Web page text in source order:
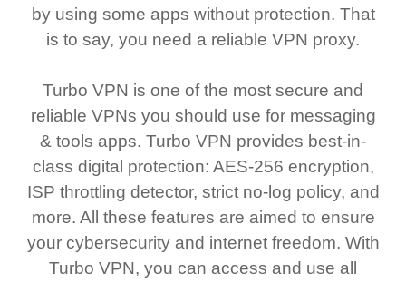
by using some apps without protection. That
is to say, you need a reliable VPN proxy.
Turbo VPN is one of the most secure and
reliable VPNs you should use for messaging
& tools apps. Turbo VPN provides best-in-
class digital protection: AES-256 encryption,
ISP throttling detector, strict no-log policy, and
more. All these features are aimed to ensure
your cybersecurity and internet freedom. With
Turbo VPN, you can access and use all